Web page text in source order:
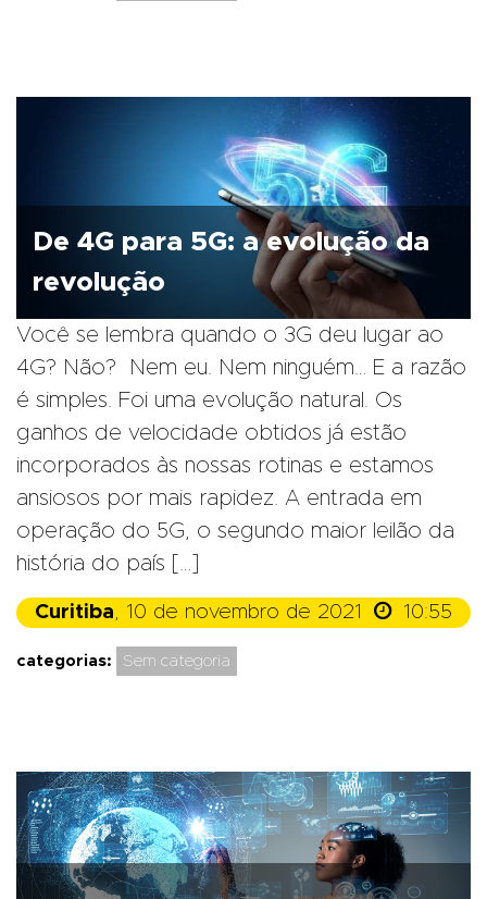
De 4G para 5G: a evolução da
revolução
Você se lembra quando o 3G deu lugar ao
4G? Não? Nem eu. Nem ninguém… E a razão
é simples. Foi uma evolução natural. Os
ganhos de velocidade obtidos já estão
incorporados às nossas rotinas e estamos
ansiosos por mais rapidez. A entrada em
operação do 5G, o segundo maior leilão da
história do país […]
Curitiba, 10 de novembro de 2021  10:55
categorias: Sem categoria